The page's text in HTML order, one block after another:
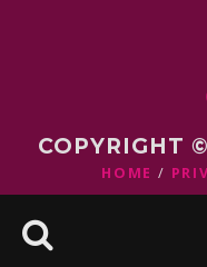
COPYRIGHT
HOME